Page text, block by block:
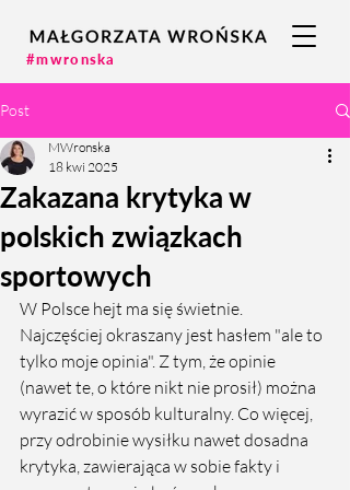
#mwronska
Post
Zakazana krytyka w
polskich związkach
sportowych
MWronska
18 kwi 2025
W Polsce hejt ma się świetnie.
Najczęściej okraszany jest hasłem "ale to
tylko moje opinia". Z tym, że opinie
(nawet te, o które nikt nie prosił) można
wyrazić w sposób kulturalny. Co więcej,
przy odrobinie wysiłku nawet dosadna
krytyka, zawierająca w sobie fakty i